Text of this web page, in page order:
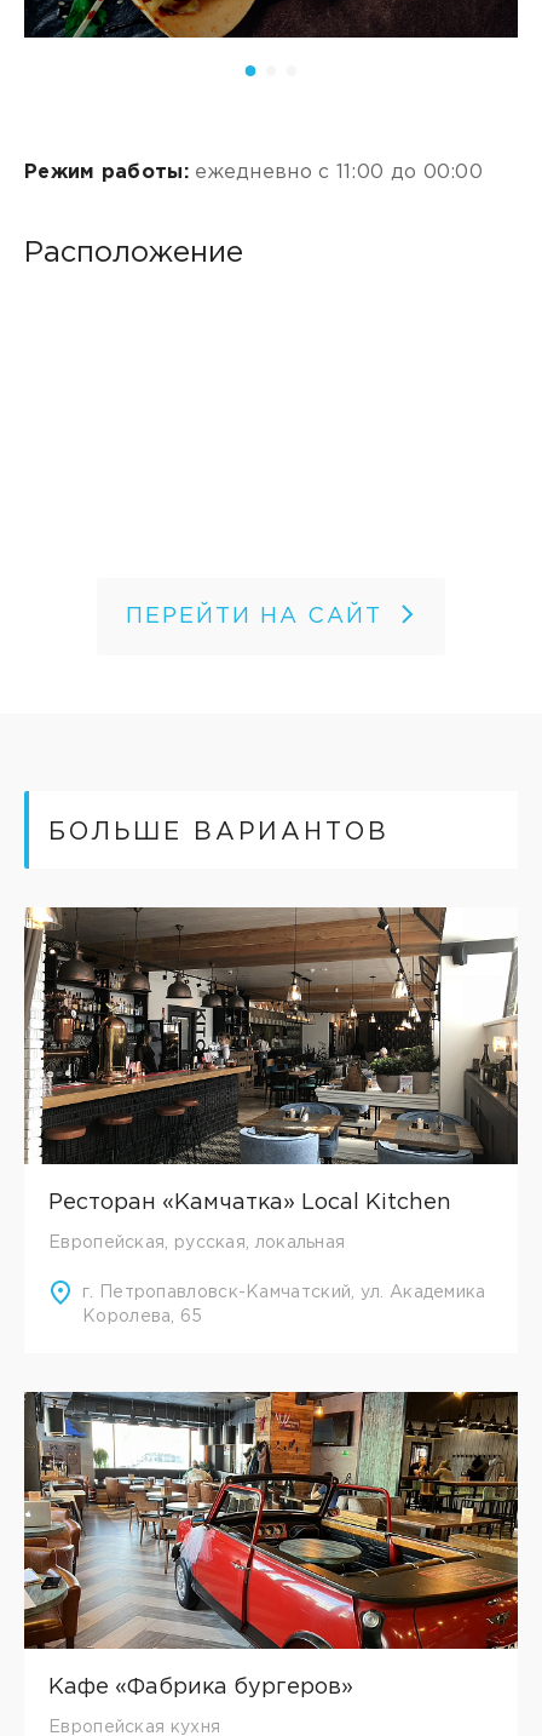
Режим работы:ежедневно с 11:00 до 00:00
Расположение
ПЕРЕЙТИ НА САЙТ
БОЛЬШЕ ВАРИАНТОВ
Ресторан «Камчатка» Local Kitchen
Европейская, русская, локальная
г. Петропавловск-Камчатский, ул. Академика
Королева, 65
Кафе «Фабрика бургеров»
Европейская кухня